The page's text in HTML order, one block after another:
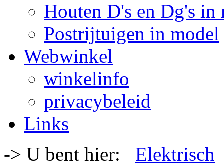
Houten D's en Dg's in
Postrijtuigen in model
Webwinkel
winkelinfo
privacybeleid
Links
-> U bent hier: Elektrisch